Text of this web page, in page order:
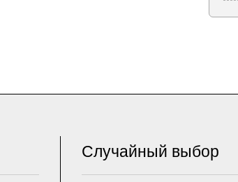
Случайный выбор